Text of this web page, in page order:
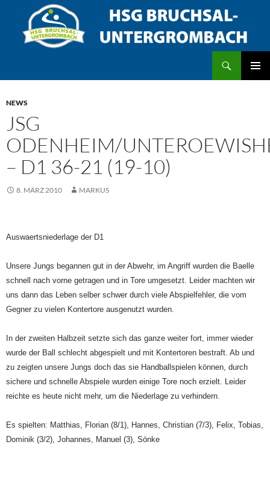
springen
NEWS
JSG
ODENHEIM/
– D1 36-21 (19-10)
8. MÄRZ 2010 MARKUS
Auswaertsniederlage der D1
Unsere Jungs begannen gut in der Abwehr, im Angriff wurden die Baelle
schnell nach vorne getragen und in Tore umgesetzt. Leider machten wir
uns dann das Leben selber schwer durch viele Abspielfehler, die vom
Gegner zu vielen Kontertore ausgenutzt wurden.
In der zweiten Halbzeit setzte sich das ganze weiter fort, immer wieder
wurde der Ball schlecht abgespielt und mit Kontertoren bestraft. Ab und
zu zeigten unsere Jungs doch das sie Handballspielen können, durch
sichere und schnelle Abspiele wurden einige Tore noch erzielt. Leider
reichte es heute nicht mehr, um die Niederlage zu verhindern.
Es spielten: Matthias, Florian (8/1), Hannes, Christian (7/3), Felix, Tobias,
Dominik (3/2), Johannes, Manuel (3), Sönke